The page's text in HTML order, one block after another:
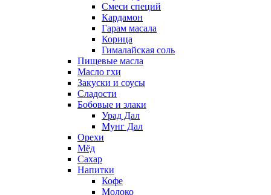
Смеси специй
Кардамон
Гарам масала
Корица
Гималайская соль
Пищевые масла
Масло гхи
Закуски и соусы
Сладости
Бобовые и злаки
Урад Дал
Мунг Дал
Орехи
Мёд
Сахар
Напитки
Кофе
Молоко